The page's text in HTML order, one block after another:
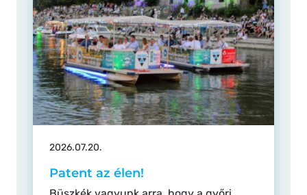
2026.07.20.
Patent az élen!